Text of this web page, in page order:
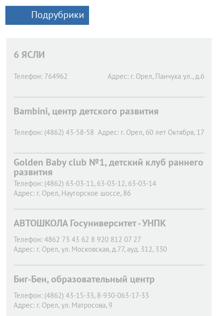
Подрубрики
6 ЯСЛИ
Телефон: 764962 Адрес: г. Орел, Панчука ул., д.6
Bambini, центр детского развития
Телефон: (4862) 43-58-58 Адрес: г. Орел, 60 лет Октября, 17
Golden Baby club №1, детский клуб раннего
развития
Телефон: (4862) 63-03-11, 63-03-12, 63-03-14
Адрес: г. Орел, Наугорское шоссе, 86
АВТОШКОЛА Госуниверситет - УНПК
Телефон: 4862 73 43 62 8 920 812 07 27
Адрес: г. Орел, ул. Московская, д.77, ауд. 312, 330
Биг-Бен, образовательный центр
Телефон: (4862) 43-15-33, 8-930-063-17-33
Адрес: г. Орел, ул. Матросова, 9